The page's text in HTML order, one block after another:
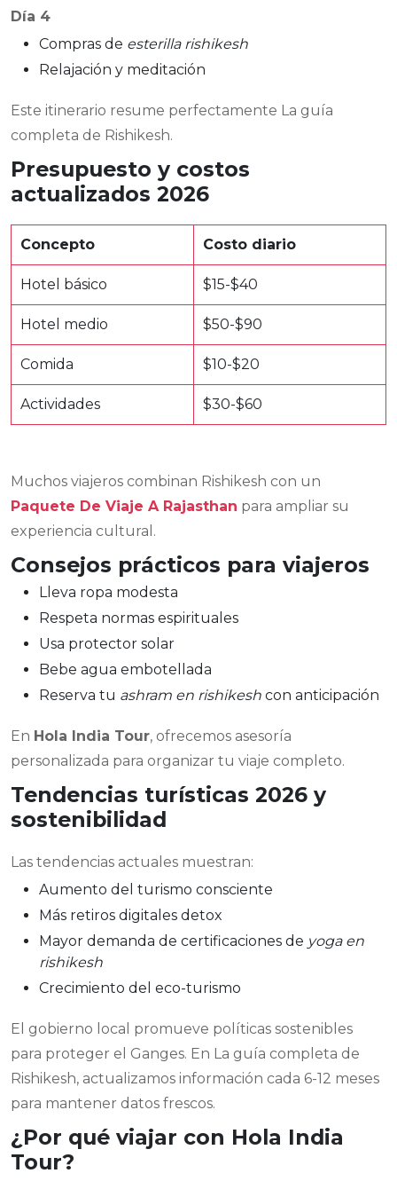
Día 4
Compras de esterilla rishikesh
Relajación y meditación
Este itinerario resume perfectamente La guía
completa de Rishikesh.
Presupuesto y costos
actualizados 2026
Concepto Costo diario
Hotel básico $15-$40
Hotel medio $50-$90
Comida $10-$20
Actividades $30-$60
Muchos viajeros combinan Rishikesh con un
Paquete De Viaje A Rajasthan para ampliar su
experiencia cultural.
Consejos prácticos para viajeros
Lleva ropa modesta
Respeta normas espirituales
Usa protector solar
Bebe agua embotellada
Reserva tu ashram en rishikesh con anticipación
En Hola India Tour, ofrecemos asesoría
personalizada para organizar tu viaje completo.
Tendencias turísticas 2026 y
sostenibilidad
Las tendencias actuales muestran:
Aumento del turismo consciente
Más retiros digitales detox
Mayor demanda de certificaciones de yoga en
rishikesh
Crecimiento del eco-turismo
El gobierno local promueve políticas sostenibles
para proteger el Ganges. En La guía completa de
Rishikesh, actualizamos información cada 6-12 meses
para mantener datos frescos.
¿Por qué viajar con Hola India
Tour?